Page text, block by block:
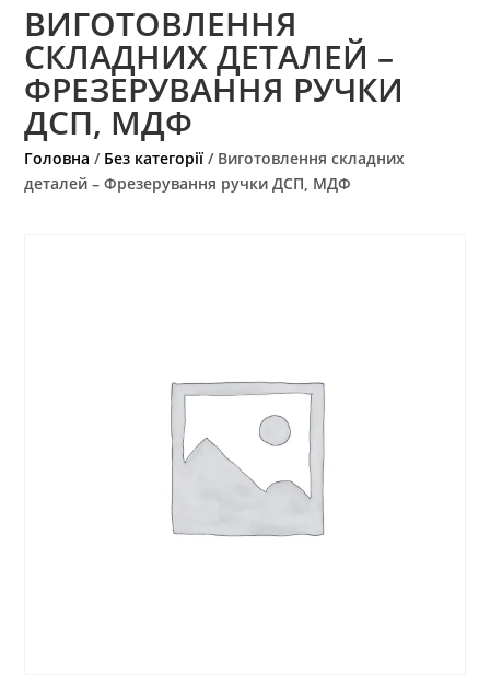
ВИГОТОВЛЕННЯ
СКЛАДНИХ ДЕТАЛЕЙ –
ФРЕЗЕРУВАННЯ РУЧКИ
ДСП, МДФ
Головна / Без категорії / Виготовлення складних
деталей – Фрезерування ручки ДСП, МДФ